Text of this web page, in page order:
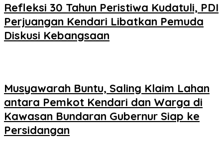
Refleksi 30 Tahun Peristiwa Kudatuli, PDI
Perjuangan Kendari Libatkan Pemuda
Diskusi Kebangsaan
Musyawarah Buntu, Saling Klaim Lahan
antara Pemkot Kendari dan Warga di
Kawasan Bundaran Gubernur Siap ke
Persidangan